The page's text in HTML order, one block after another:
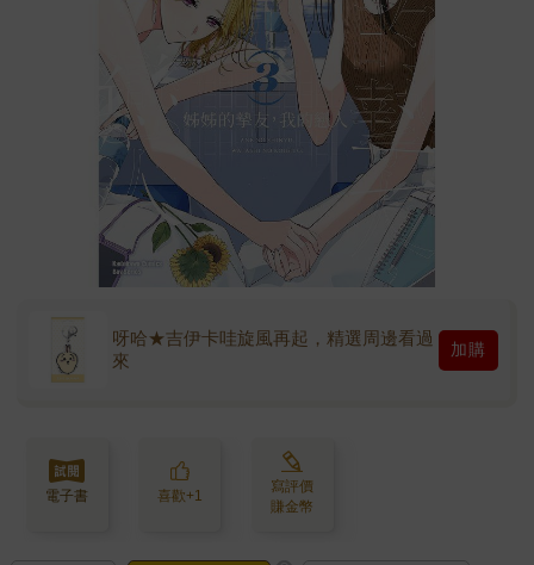
呀哈★吉伊卡哇旋風再起，精選周邊看過
來
加購
電子書 喜歡+1
寫評價
賺金幣